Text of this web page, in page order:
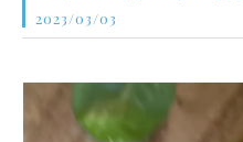
2023/03/03